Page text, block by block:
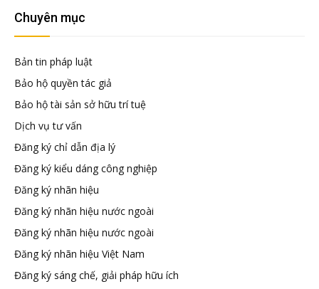
Đại
diện
hữu
Chuyên mục
Bản tin pháp luật
Bảo hộ quyền tác giả
Bảo hộ tài sản sở hữu trí tuệ
Dịch vụ tư vấn
Đăng ký chỉ dẫn địa lý
Đăng ký kiểu dáng công nghiệp
Đăng ký nhãn hiệu
Đăng ký nhãn hiệu nước ngoài
Đăng ký nhãn hiệu nước ngoài
Đăng ký nhãn hiệu Việt Nam
Đăng ký sáng chế, giải pháp hữu ích